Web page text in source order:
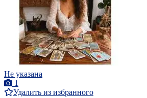
Не указана
1
Удалить из избранного